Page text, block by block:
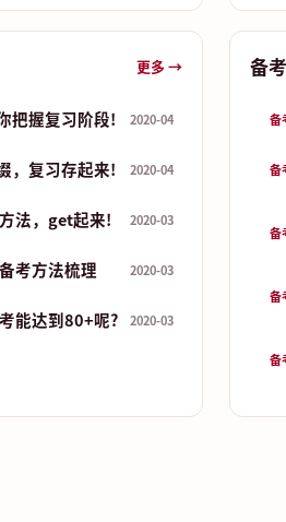
更多 →
把握复习阶段! 2020-04
，复习存起来! 2020-04
法，get起来! 2020-03
考方法梳理 2020-03
能达到80+呢? 2020-03
备
备
备
备
备
备